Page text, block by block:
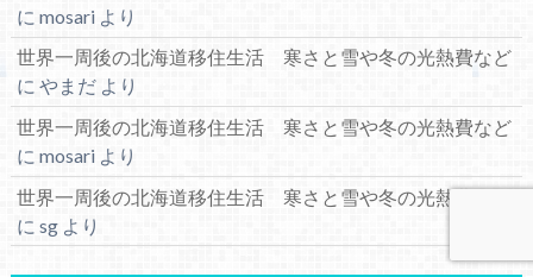
に mosariより
世界一周後の北海道移住生活 寒さと雪や冬の光熱費など
に やまだより
世界一周後の北海道移住生活 寒さと雪や冬の光熱費など
に mosariより
世界一周後の北海道移住生活 寒さと雪や冬の光熱費など
に sgより